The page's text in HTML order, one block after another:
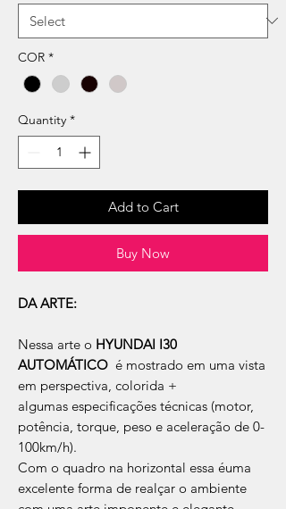
COR *
Quantity *
Add to Cart
Buy Now
DA ARTE:
Nessa arte o HYUNDAI I30
AUTOMÁTICO é mostrado em uma vista
em perspectiva, colorida +
algumas especificações técnicas (motor,
potência, torque, peso e aceleração de 0-
100km/h).
Com o quadro na horizontal essa éuma
excelente forma de realçar o ambiente